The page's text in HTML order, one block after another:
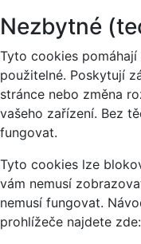
Nezbytné
Tyto cookies
použitelné. Poskytují
stránce nebo změna
vašeho zařízení. Bez
fungovat.
Tyto cookies lze
vám nemusí
nemusí fungovat.
prohlížeče najdete zde: